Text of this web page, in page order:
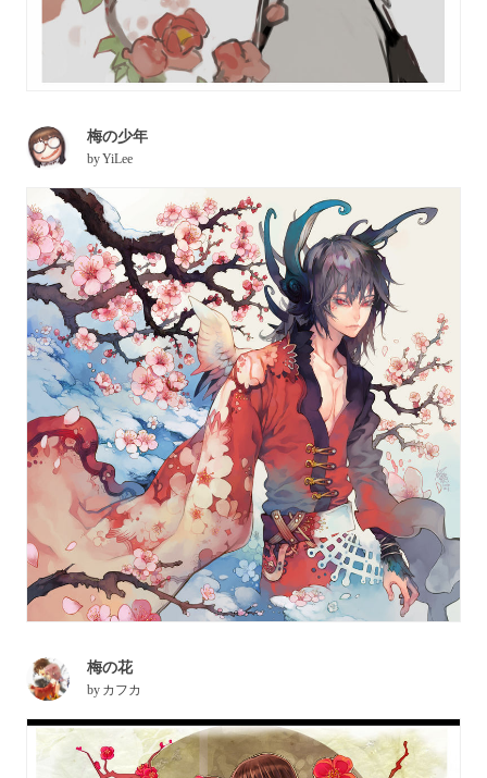
梅の少年
byYiLee
梅の花
by カフカ